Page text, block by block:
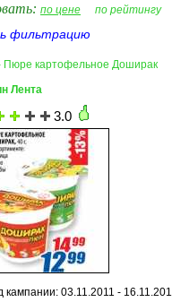
по цене по рейтингу
фильтрацию
Пюре картофельное Доширак
Лента
3.0
кампании: 03.11.2011 -